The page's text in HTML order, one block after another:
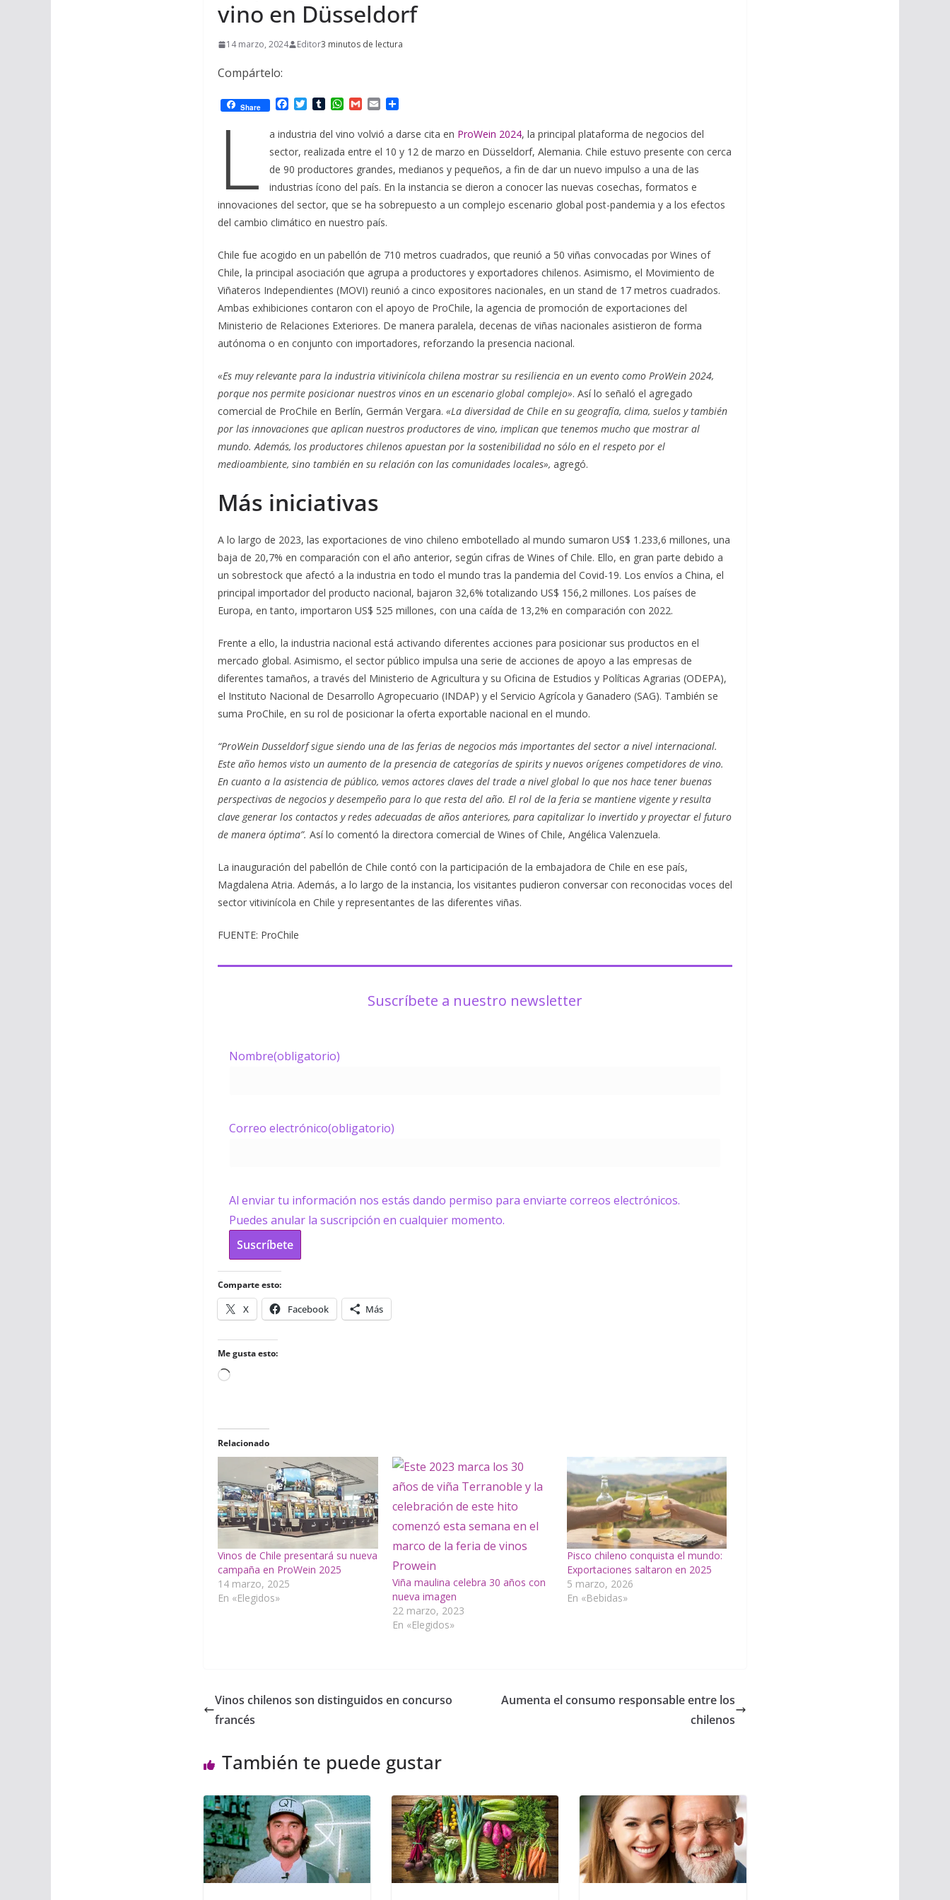
vino en Düsseldorf
14 marzo, 2024 Editor3 minutos de lectura
Compártelo:
Share
c
e
b
o
o
k
T
i
t
t
e
T
m
b
l
r
W
a
t
s
A
p
p
G
a
i
l
E
a
i
l
m
p
a
r
t
i
r
L a industria del vino volvió a darse cita en ProWein 2024, la principal plataforma de negocios del
sector, realizada entre el 10 y 12 de marzo en Düsseldorf, Alemania. Chile estuvo presente con cerca
de 90 productores grandes, medianos y pequeños, a fin de dar un nuevo impulso a una de las
industrias ícono del país. En la instancia se dieron a conocer las nuevas cosechas, formatos e
innovaciones del sector, que se ha sobrepuesto a un complejo escenario global post-pandemia y a los efectos
del cambio climático en nuestro país.
Chile fue acogido en un pabellón de 710 metros cuadrados, que reunió a 50 viñas convocadas por Wines of
Chile, la principal asociación que agrupa a productores y exportadores chilenos. Asimismo, el Movimiento de
Viñateros Independientes (MOVI) reunió a cinco expositores nacionales, en un stand de 17 metros cuadrados.
Ambas exhibiciones contaron con el apoyo de ProChile, la agencia de promoción de exportaciones del
Ministerio de Relaciones Exteriores. De manera paralela, decenas de viñas nacionales asistieron de forma
autónoma o en conjunto con importadores, reforzando la presencia nacional.
«Es muy relevante para la industria vitivinícola chilena mostrar su resiliencia en un evento como ProWein 2024,
porque nos permite posicionar nuestros vinos en un escenario global complejo». Así lo señaló el agregado
comercial de ProChile en Berlín, Germán Vergara. «La diversidad de Chile en su geografía, clima, suelos y también
por las innovaciones que aplican nuestros productores de vino, implican que tenemos mucho que mostrar al
mundo. Además, los productores chilenos apuestan por la sostenibilidad no sólo en el respeto por el
medioambiente, sino también en su relación con las comunidades locales», agregó.
Más iniciativas
A lo largo de 2023, las exportaciones de vino chileno embotellado al mundo sumaron US$ 1.233,6 millones, una
baja de 20,7% en comparación con el año anterior, según cifras de Wines of Chile. Ello, en gran parte debido a
un sobrestock que afectó a la industria en todo el mundo tras la pandemia del Covid-19. Los envíos a China, el
principal importador del producto nacional, bajaron 32,6% totalizando US$ 156,2 millones. Los países de
Europa, en tanto, importaron US$ 525 millones, con una caída de 13,2% en comparación con 2022.
Frente a ello, la industria nacional está activando diferentes acciones para posicionar sus productos en el
mercado global. Asimismo, el sector público impulsa una serie de acciones de apoyo a las empresas de
diferentes tamaños, a través del Ministerio de Agricultura y su Oficina de Estudios y Políticas Agrarias (ODEPA),
el Instituto Nacional de Desarrollo Agropecuario (INDAP) y el Servicio Agrícola y Ganadero (SAG). También se
suma ProChile, en su rol de posicionar la oferta exportable nacional en el mundo.
“ProWein Dusseldorf sigue siendo una de las ferias de negocios más importantes del sector a nivel internacional.
Este año hemos visto un aumento de la presencia de categorías de spirits y nuevos orígenes competidores de vino.
En cuanto a la asistencia de público, vemos actores claves del trade a nivel global lo que nos hace tener buenas
perspectivas de negocios y desempeño para lo que resta del año. El rol de la feria se mantiene vigente y resulta
clave generar los contactos y redes adecuadas de años anteriores, para capitalizar lo invertido y proyectar el futuro
de manera óptima”. Así lo comentó la directora comercial de Wines of Chile, Angélica Valenzuela.
La inauguración del pabellón de Chile contó con la participación de la embajadora de Chile en ese país,
Magdalena Atria. Además, a lo largo de la instancia, los visitantes pudieron conversar con reconocidas voces del
sector vitivinícola en Chile y representantes de las diferentes viñas.
FUENTE: ProChile
Suscríbete a nuestro newsletter
Nombre(obligatorio)
Correo electrónico(obligatorio)
Al enviar tu información nos estás dando permiso para enviarte correos electrónicos.
Puedes anular la suscripción en cualquier momento.
Suscríbete
Comparte esto:
X Facebook Más
Me gusta esto:
Cargando...
Relacionado
Vinos de Chile presentará su nueva
campaña en ProWein 2025
14 marzo, 2025
En «Elegidos»
Viña maulina celebra 30 años con
nueva imagen
22 marzo, 2023
En «Elegidos»
Pisco chileno conquista el mundo:
Exportaciones saltaron en 2025
5 marzo, 2026
En «Bebidas»
Vinos chilenos son distinguidos en concurso
francés
Aumenta el consumo responsable entre los
chilenos
También te puede gustar